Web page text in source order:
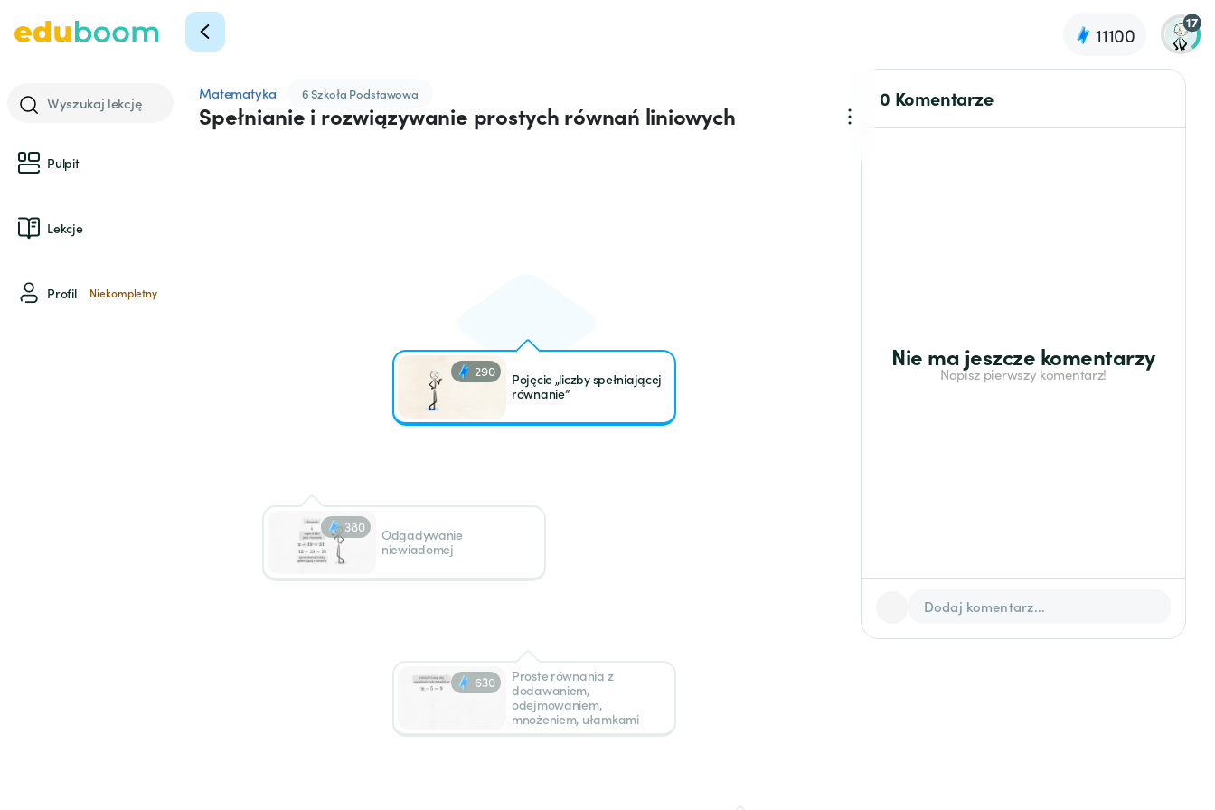
11100
17
Wyszukaj lekcję
Pulpit
Lekcje
Profil Niekompletny
Matematyka 6 Szkoła Podstawowa
Spełnianie i rozwiązywanie prostych równań liniowych
290
Pojęcie „liczby spełniającej
równanie”
380
Odgadywanie
niewiadomej
630
Proste równania z
dodawaniem,
odejmowaniem,
mnożeniem, ułamkami
0 Komentarze
Nie ma jeszcze komentarzy
Napisz pierwszy komentarz!